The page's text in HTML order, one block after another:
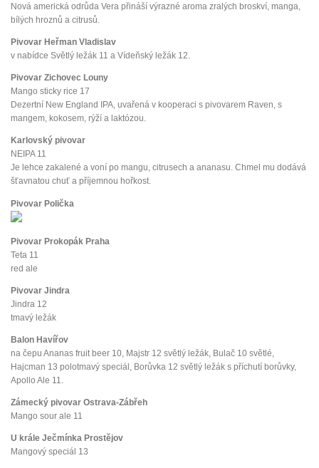
Nová americká odrůda Vera přináší výrazné aroma zralých broskví, manga,
bílých hroznů a citrusů.
Pivovar Heřman Vladislav
v nabídce Světlý ležák 11 a Vídeňský ležák 12.
Pivovar Zichovec Louny
Mango sticky rice 17
Dezertní New England IPA, uvařená v kooperaci s pivovarem Raven, s
mangem, kokosem, rýží a laktózou.
Karlovský pivovar
NEIPA 11
Je lehce zakalené a voní po mangu, citrusech a ananasu. Chmel mu dodává
šťavnatou chuť a příjemnou hořkost.
Pivovar Polička
Pivovar Prokopák Praha
Teta 11
red ale
Pivovar Jindra
Jindra 12
tmavý ležák
Balon Havířov
na čepu Ananas fruit beer 10, Majstr 12 světlý ležák, Bulač 10 světlé,
Hajcman 13 polotmavý speciál, Borůvka 12 světlý ležák s příchutí borůvky,
Apollo Ale 11.
Zámecký pivovar Ostrava-Zábřeh
Mango sour ale 11
U krále Ječmínka Prostějov
Mangový speciál 13